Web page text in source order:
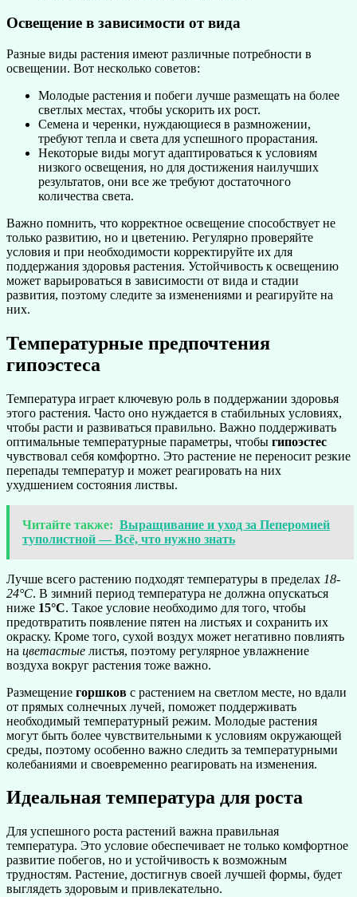
Освещение в зависимости от вида
Разные виды растения имеют различные потребности в
освещении. Вот несколько советов:
Молодые растения и побеги лучше размещать на более
светлых местах, чтобы ускорить их рост.
Семена и черенки, нуждающиеся в размножении,
требуют тепла и света для успешного прорастания.
Некоторые виды могут адаптироваться к условиям
низкого освещения, но для достижения наилучших
результатов, они все же требуют достаточного
количества света.
Важно помнить, что корректное освещение способствует не
только развитию, но и цветению. Регулярно проверяйте
условия и при необходимости корректируйте их для
поддержания здоровья растения. Устойчивость к освещению
может варьироваться в зависимости от вида и стадии
развития, поэтому следите за изменениями и реагируйте на
них.
Температурные предпочтения
гипоэстеса
Температура играет ключевую роль в поддержании здоровья
этого растения. Часто оно нуждается в стабильных условиях,
чтобы расти и развиваться правильно. Важно поддерживать
оптимальные температурные параметры, чтобы гипоэстес
чувствовал себя комфортно. Это растение не переносит резкие
перепады температур и может реагировать на них
ухудшением состояния листвы.
Читайте также: Выращивание и уход за Пеперомией
туполистной — Всё, что нужно знать
Лучше всего растению подходят температуры в пределах 18-
24°C. В зимний период температура не должна опускаться
ниже 15°C. Такое условие необходимо для того, чтобы
предотвратить появление пятен на листьях и сохранить их
окраску. Кроме того, сухой воздух может негативно повлиять
на цветастые листья, поэтому регулярное увлажнение
воздуха вокруг растения тоже важно.
Размещение горшков с растением на светлом месте, но вдали
от прямых солнечных лучей, поможет поддерживать
необходимый температурный режим. Молодые растения
могут быть более чувствительными к условиям окружающей
среды, поэтому особенно важно следить за температурными
колебаниями и своевременно реагировать на изменения.
Идеальная температура для роста
Для успешного роста растений важна правильная
температура. Это условие обеспечивает не только комфортное
развитие побегов, но и устойчивость к возможным
трудностям. Растение, достигнув своей лучшей формы, будет
выглядеть здоровым и привлекательно.